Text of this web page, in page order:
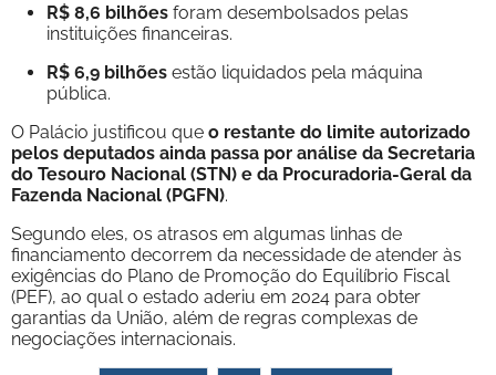
R$ 8,6 bilhões foram desembolsados pelas
instituições financeiras.
R$ 6,9 bilhões estão liquidados pela máquina
pública.
O Palácio justificou que o restante do limite autorizado
pelos deputados ainda passa por análise da Secretaria
do Tesouro Nacional (STN) e da Procuradoria-Geral da
Fazenda Nacional (PGFN).
Segundo eles, os atrasos em algumas linhas de
financiamento decorrem da necessidade de atender às
exigências do Plano de Promoção do Equilíbrio Fiscal
(PEF), ao qual o estado aderiu em 2024 para obter
garantias da União, além de regras complexas de
negociações internacionais.